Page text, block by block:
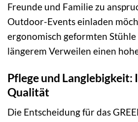
Freunde und Familie zu
Outdoor-Events einladen
ergonomisch geformten
längerem Verweilen einen
Pflege und Langlebigkeit:
Qualität
Die Entscheidung für das